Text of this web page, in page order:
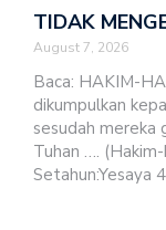
TIDAK
August 7, 2026
Baca: HAKIM-
dikumpulkan
sesudah mereka
Tuhan ….
Setahun:Yesaya